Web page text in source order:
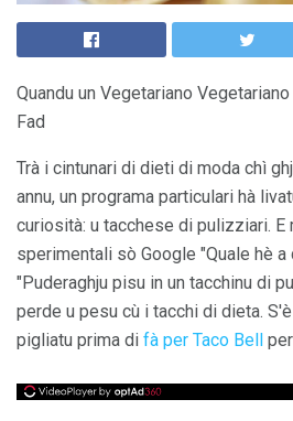
Quandu un Vegetariano
Fad
Trà i cintunari di dieti di moda chì
annu, un programa particulari hà
curiosità: u tacchese di pulizziari. E
sperimentali sò Google "Quale hè a
"Puderaghju pisu in un tacchinu di
perde u pesu cù i tacchi di dieta.
pigliatu prima di fà per Taco Bell